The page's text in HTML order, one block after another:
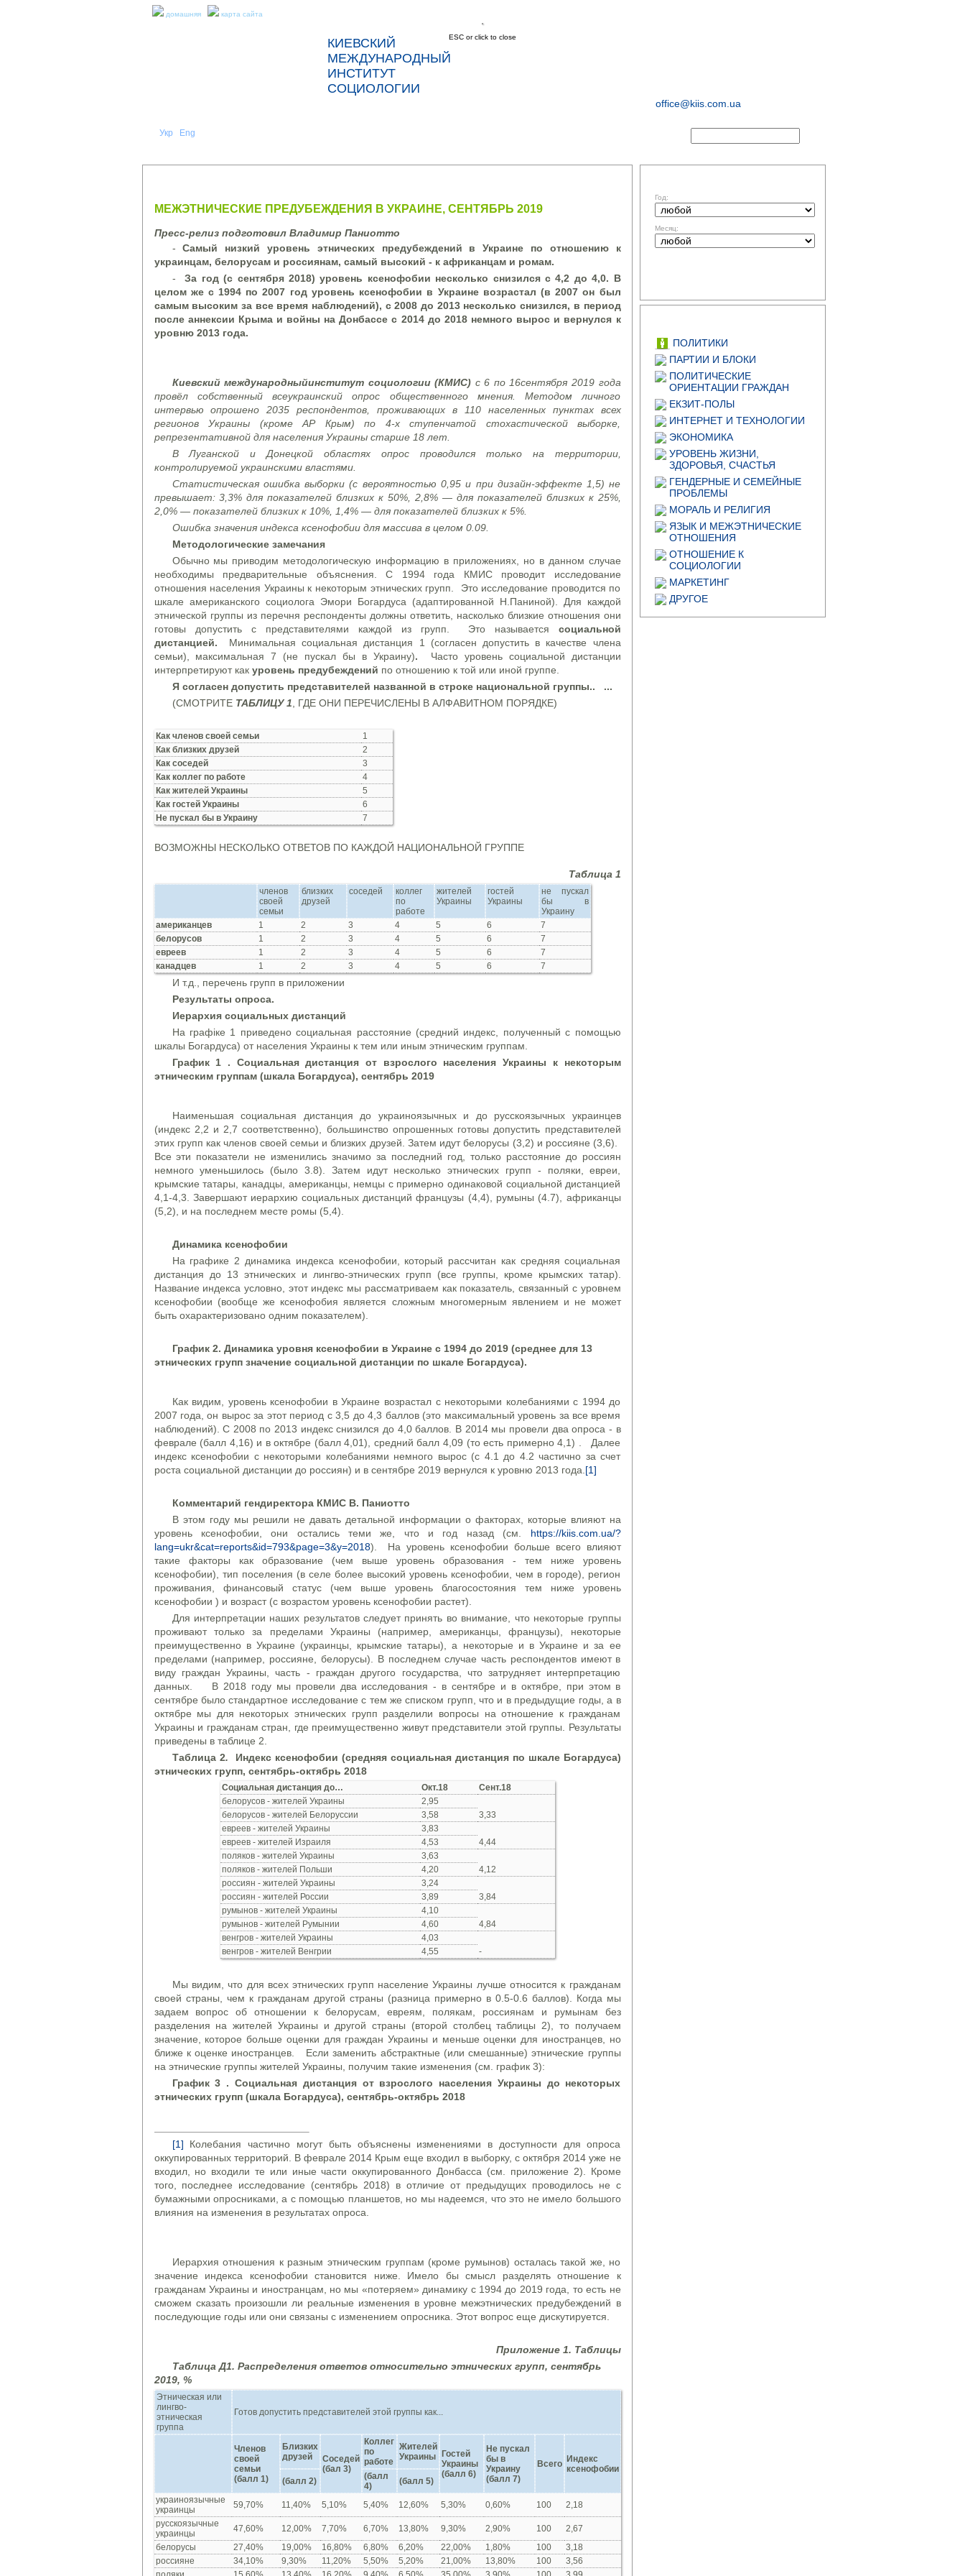
домашняя карта сайта
КИЕВСКИЙ
МЕЖДУНАРОДНЫЙ
ИНСТИТУТ
СОЦИОЛОГИИ
office@kiis.com.ua
Укр Eng
ESC or click to close
МЕЖЭТНИЧЕСКИЕ ПРЕДУБЕЖДЕНИЯ В УКРАИНЕ, СЕНТЯБРЬ 2019
Пресс-релиз подготовил Владимир Паниотто
-Самый низкий уровень этнических предубеждений в Украине по отношению к
украинцам, белорусам и россиянам, самый высокий - к африканцам и ромам.
-За год (с сентября 2018) уровень ксенофобии несколько снизился с 4,2 до 4,0. В
целом же с 1994 по 2007 год уровень ксенофобии в Украине возрастал (в 2007 он был
самым высоким за все время наблюдений), с 2008 до 2013 несколько снизился, в период
после аннексии Крыма и войны на Донбассе с 2014 до 2018 немного вырос и вернулся к
уровню 2013 года.
Киевский международныйинститут социологии (КМИС) с 6 по 16сентября 2019 года
провёл собственный всеукраинский опрос общественного мнения. Методом личного
интервью опрошено 2035 респондентов, проживающих в 110 населенных пунктах всех
регионов Украины (кроме АР Крым) по 4-х ступенчатой стохастической выборке,
репрезентативной для населения Украины старше 18 лет.
В Луганской и Донецкой областях опрос проводился только на территории,
контролируемой украинскими властями.
Статистическая ошибка выборки (с вероятностью 0,95 и при дизайн-эффекте 1,5) не
превышает: 3,3% для показателей близких к 50%, 2,8% — для показателей близких к 25%,
2,0% — показателей близких к 10%, 1,4% — для показателей близких к 5%.
Ошибка значения индекса ксенофобии для массива в целом 0.09.
Методологические замечания
Обычно мы приводим методологическую информацию в приложениях, но в данном случае
необходимы предварительные объяснения. С 1994 года КМИС проводит исследование
отношения населения Украины к некоторым этнических групп. Это исследование проводится по
шкале американского социолога Эмори Богардуса (адаптированной Н.Паниной). Для каждой
этнической группы из перечня респонденты должны ответить, насколько близкие отношения они
готовы допустить с представителями каждой из групп. Это называется социальной
дистанцией. Минимальная социальная дистанция 1 (согласен допустить в качестве члена
семьи), максимальная 7 (не пускал бы в Украину). Часто уровень социальной дистанции
интерпретируют как уровень предубеждений по отношению к той или иной группе.
Я согласен допустить представителей названной в строке национальной группы.. ...
(СМОТРИТЕ ТАБЛИЦУ 1 , ГДЕ ОНИ ПЕРЕЧИСЛЕНЫ В АЛФАВИТНОМ ПОРЯДКЕ)
Как членов своей семьи
1
Как близких друзей
2
Как соседей
3
Как коллег по работе
4
Как жителей Украины
5
Как гостей Украины
6
Не пускал бы в Украину
7
ВОЗМОЖНЫ НЕСКОЛЬКО ОТВЕТОВ ПО КАЖДОЙ НАЦИОНАЛЬНОЙ ГРУППЕ
Таблица 1
членов
своей
семьи
близких
друзей
соседей
коллег
по
работе
жителей
Украины
гостей
Украины
не пускал
бы в
Украину
американцев
1 2 3 4 5 6
7
белорусов
1 2 3 4 5 6
7
евреев
1 2 3 4 5 6
7
канадцев
1 2 3 4 5 6 7
И т.д., перечень групп в приложении
Результаты опроса.
Иерархия социальных дистанций
На графіке 1 приведено социальная расстояние (средний индекс, полученный с помощью
шкалы Богардуса) от населения Украины к тем или иным этническим группам.
График 1 . Социальная дистанция от взрослого населения Украины к некоторым
этническим группам (шкала Богардуса), сентябрь 2019
Наименьшая социальная дистанция до украиноязычных и до русскоязычных украинцев
(индекс 2,2 и 2,7 соответственно), большинство опрошенных готовы допустить представителей
этих групп как членов своей семьи и близких друзей. Затем идут белорусы (3,2) и россияне (3,6).
Все эти показатели не изменились значимо за последний год, только расстояние до россиян
немного уменьшилось (было 3.8). Затем идут несколько этнических групп - поляки, евреи,
крымские татары, канадцы, американцы, немцы с примерно одинаковой социальной дистанцией
4,1-4,3. Завершают иерархию социальных дистанций французы (4,4), румыны (4.7), африканцы
(5,2), и на последнем месте ромы (5,4).
Динамика ксенофобии
На графике 2 динамика индекса ксенофобии, который рассчитан как средняя социальная
дистанция до 13 этнических и лингво-этнических групп (все группы, кроме крымских татар).
Название индекса условно, этот индекс мы рассматриваем как показатель, связанный с уровнем
ксенофобии (вообще же ксенофобия является сложным многомерным явлением и не может
быть охарактеризовано одним показателем).
График 2. Динамика уровня ксенофобии в Украине с 1994 до 2019 (среднее для 13
этнических групп значение социальной дистанции по шкале Богардуса).
Как видим, уровень ксенофобии в Украине возрастал с некоторыми колебаниями с 1994 до
2007 года, он вырос за этот период с 3,5 до 4,3 баллов (это максимальный уровень за все время
наблюдений). С 2008 по 2013 индекс снизился до 4,0 баллов. В 2014 мы провели два опроса - в
феврале (балл 4,16) и в октябре (балл 4,01), средний балл 4,09 (то есть примерно 4,1) . Далее
индекс ксенофобии с некоторыми колебаниями немного вырос (с 4.1 до 4.2 частично за счет
роста социальной дистанции до россиян) и в сентябре 2019 вернулся к уровню 2013 года. [1]
Комментарий гендиректора КМИС В. Паниотто
В этом году мы решили не давать детальной информации о факторах, которые влияют на
уровень ксенофобии, они остались теми же, что и год назад (см. https://kiis.com.ua/?
lang=ukr&cat=reports&id=793&page=3&y=2018). На уровень ксенофобии больше всего влияют
такие факторы как образование (чем выше уровень образования - тем ниже уровень
ксенофобии), тип поселения (в селе более высокий уровень ксенофобии, чем в городе), регион
проживания, финансовый статус (чем выше уровень благосостояния тем ниже уровень
ксенофобии ) и возраст (с возрастом уровень ксенофобии растет).
Для интерпретации наших результатов следует принять во внимание, что некоторые группы
проживают только за пределами Украины (например, американцы, французы), некоторые
преимущественно в Украине (украинцы, крымские татары), а некоторые и в Украине и за ее
пределами (например, россияне, белорусы). В последнем случае часть респондентов имеют в
виду граждан Украины, часть - граждан другого государства, что затрудняет интерпретацию
данных. В 2018 году мы провели два исследования - в сентябре и в октябре, при этом в
сентябре было стандартное исследование с тем же списком групп, что и в предыдущие годы, а в
октябре мы для некоторых этнических групп разделили вопросы на отношение к гражданам
Украины и гражданам стран, где преимущественно живут представители этой группы. Результаты
приведены в таблице 2.
Таблица 2. Индекс ксенофобии (средняя социальная дистанция по шкале Богардуса)
этнических групп, сентябрь-октябрь 2018
Социальная дистанциядо… Окт.18
Сент.18
белорусов - жителей Украины
2,95
3,33
белорусов - жителей Белоруссии
3,58
евреев - жителей Украины
3,83
4,44
евреев - жителей Израиля
4,53
поляков - жителей Украины
3,63
4,12
поляков - жителей Польши
4,20
россиян - жителей Украины
3,24
3,84
россиян - жителей России
3,89
румынов - жителей Украины
4,10
4,84
румынов - жителей Румынии
4,60
венгров - жителей Украины
4,03
-
венгров - жителей Венгрии 4,55
Мы видим, что для всех этнических групп население Украины лучше относится к гражданам
своей страны, чем к гражданам другой страны (разница примерно в 0.5-0.6 баллов). Когда мы
задаем вопрос об отношении к белорусам, евреям, полякам, россиянам и румынам без
разделения на жителей Украины и другой страны (второй столбец таблицы 2), то получаем
значение, которое больше оценки для граждан Украины и меньше оценки для иностранцев, но
ближе к оценке иностранцев. Если заменить абстрактные (или смешанные) этнические группы
на этнические группы жителей Украины, получим такие изменения (см. график 3):
График 3 . Социальная дистанция от взрослого населения Украины до некоторых
этнических групп (шкала Богардуса), сентябрь-октябрь 2018
[1] Колебания частично могут быть объяснены изменениями в доступности для опроса
оккупированных территорий. В феврале 2014 Крым еще входил в выборку, с октября 2014 уже не
входил, но входили те или иные части оккупированного Донбасса (см. приложение 2). Кроме
того, последнее исследование (сентябрь 2018) в отличие от предыдущих проводилось не с
бумажными опросниками, а с помощью планшетов, но мы надеемся, что это не имело большого
влияния на изменения в результатах опроса.
Иерархия отношения к разным этническим группам (кроме румынов) осталась такой же, но
значение индекса ксенофобии становится ниже. Имело бы смысл разделять отношение к
гражданам Украины и иностранцам, но мы «потеряем» динамику с 1994 до 2019 года, то есть не
сможем сказать произошли ли реальные изменения в уровне межэтнических предубеждений в
последующие годы или они связаны с изменением опросника. Этот вопрос еще дискутируется.
Приложение1. Таблицы
Таблица Д1. Распределения ответов относительно этнических групп, сентябрь
2019, %
Этническая или
лингво-
этническая
группа
Готов допустить представителей этой группы как...
Членов
своей
семьи
(балл 1)
Близких
друзей
Соседей
(бал 3)
Коллег
по
работе
Жителей
Украины
Гостей
Украины
(балл 6)
Не пускал
бы в
Украину
(балл 7)
Всего
Индекс
ксенофобии
(балл 2)
(балл
4)
(балл 5)
украиноязычные
украинцы
59,70% 11,40% 5,10% 5,40% 12,60% 5,30% 0,60% 100
2,18
русскоязычные
украинцы
47,60% 12,00% 7,70% 6,70% 13,80% 9,30% 2,90% 100
2,67
белорусы
27,40% 19,00% 16,80% 6,80% 6,20% 22,00% 1,80% 100
3,18
россияне
34,10% 9,30% 11,20% 5,50% 5,20% 21,00% 13,80% 100
3,56
Год:
Месяц:
ПОЛИТИКИ
ПАРТИИ И БЛОКИ
ПОЛИТИЧЕСКИЕ
ОРИЕНТАЦИИ ГРАЖДАН
ЕКЗИТ-ПОЛЫ
ИНТЕРНЕТ И ТЕХНОЛОГИИ
ЭКОНОМИКА
УРОВЕНЬ ЖИЗНИ,
ЗДОРОВЬЯ, СЧАСТЬЯ
ГЕНДЕРНЫЕ И СЕМЕЙНЫЕ
ПРОБЛЕМЫ
МОРАЛЬ И РЕЛИГИЯ
ЯЗЫК И МЕЖЭТНИЧЕСКИЕ
ОТНОШЕНИЯ
ОТНОШЕНИЕ К
СОЦИОЛОГИИ
МАРКЕТИНГ
ДРУГОЕ